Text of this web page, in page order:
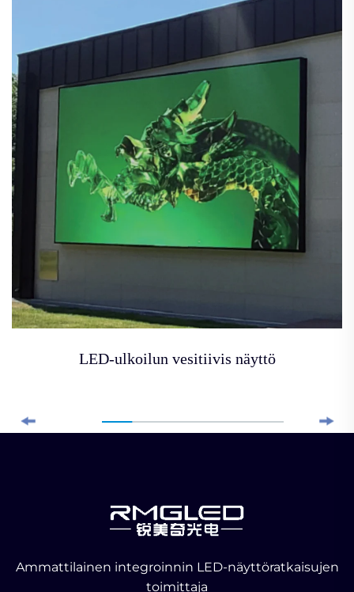
LED-ulkoilun vesitiivis näyttö
Ammattilainen integroinnin LED-näyttöratkaisujen
toimittaja